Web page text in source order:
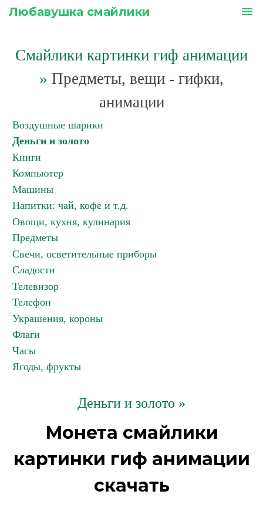
Любавушка смайлики menu
Смайлики картинки гиф анимации
» Предметы, вещи - гифки,
анимации
Воздушные шарики
Деньги и золото
Книги
Компьютер
Машины
Напитки: чай, кофе и т.д.
Овощи, кухня, кулинария
Предметы
Свечи, осветительные приборы
Сладости
Телевизор
Телефон
Украшения, короны
Флаги
Часы
Ягоды, фрукты
Деньги и золото »
Монета смайлики
картинки гиф анимации
скачать